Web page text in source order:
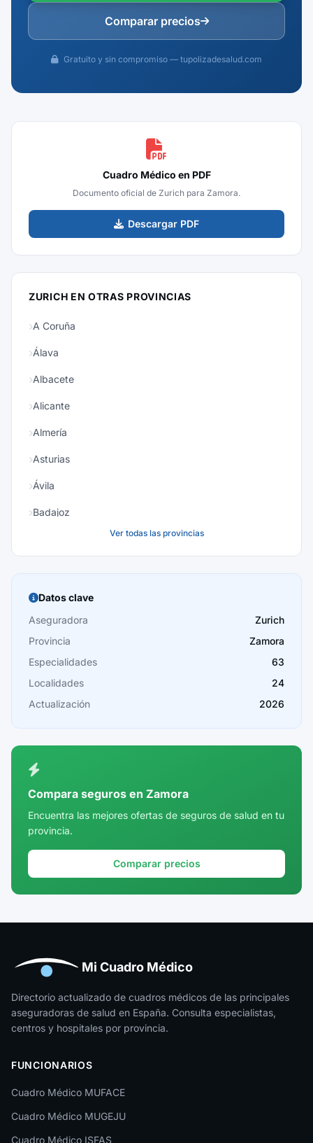
Comparar precios
Gratuito y sin compromiso — tupolizadesalud.com
Cuadro Médico en PDF
Documento oficial de Zurich para Zamora.
Descargar PDF
ZURICH EN OTRAS PROVINCIAS
A Coruña
Álava
Albacete
Alicante
Almería
Asturias
Ávila
Badajoz
Burgos
Cáceres
Cádiz
Cantabria
Castellón
Córdoba
Cuenca
Girona
Huesca
Jaén
La Rioja
León
Lleida
Lugo
Ver todas las provincias
Datos clave
Aseguradora
Zurich
Provincia
Zamora
Especialidades
63
Localidades
24
Actualización
2026
Compara seguros en Zamora
Encuentra las mejores ofertas de seguros de salud en tu
provincia.
Comparar precios
Mi Cuadro Médico
Directorio actualizado de cuadros médicos de las principales
aseguradoras de salud en España. Consulta especialistas,
centros y hospitales por provincia.
FUNCIONARIOS
Cuadro Médico MUFACE
Cuadro Médico MUGEJU
Cuadro Médico ISFAS